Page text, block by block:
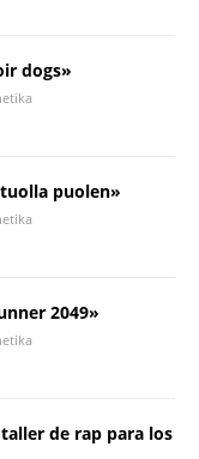
dogs»
puolen»
2049»
de rap para los